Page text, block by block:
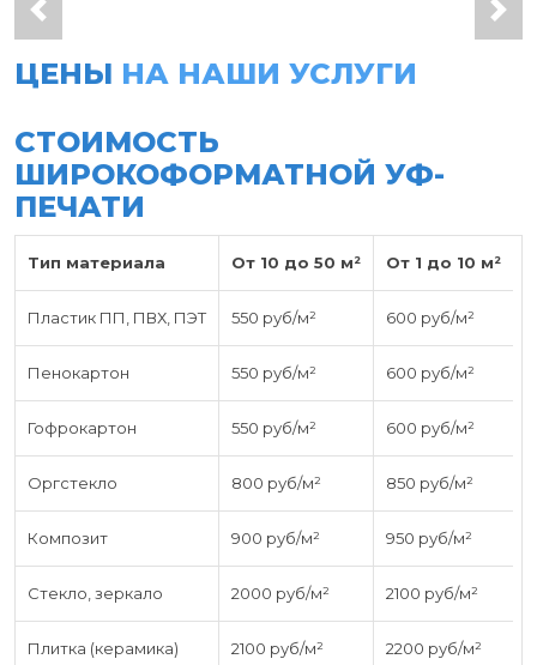
ЦЕНЫ НА НАШИ УСЛУГИ
СТОИМОСТЬ
ШИРОКОФОРМАТНОЙ УФ-
ПЕЧАТИ
Тип материала От 10 до 50 м² От 1 до 10 м²
Пластик ПП, ПВХ, ПЭТ 550 руб/м² 600 руб/м²
Пенокартон 550 руб/м² 600 руб/м²
Гофрокартон 550 руб/м² 600 руб/м²
Оргстекло 800 руб/м² 850 руб/м²
Композит 900 руб/м² 950 руб/м²
Стекло, зеркало 2000 руб/м² 2100 руб/м²
Плитка (керамика) 2100 руб/м² 2200 руб/м²